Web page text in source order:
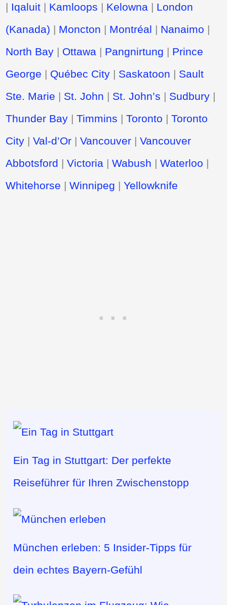
| Iqaluit | Kamloops | Kelowna | London
(Kanada) | Moncton | Montréal | Nanaimo |
North Bay | Ottawa | Pangnirtung | Prince
George | Québec City | Saskatoon | Sault
Ste. Marie | St. John | St. John’s | Sudbury |
Thunder Bay |Timmins |Toronto |Toronto
City |Val-d’Or |Vancouver |Vancouver
Abbotsford |Victoria |Wabush |Waterloo |
Whitehorse |Winnipeg |Yellowknife
Ein Tag in Stuttgart: Der perfekte
Reiseführer für Ihren Zwischenstopp
München erleben: 5 Insider-Tipps für
dein echtes Bayern-Gefühl